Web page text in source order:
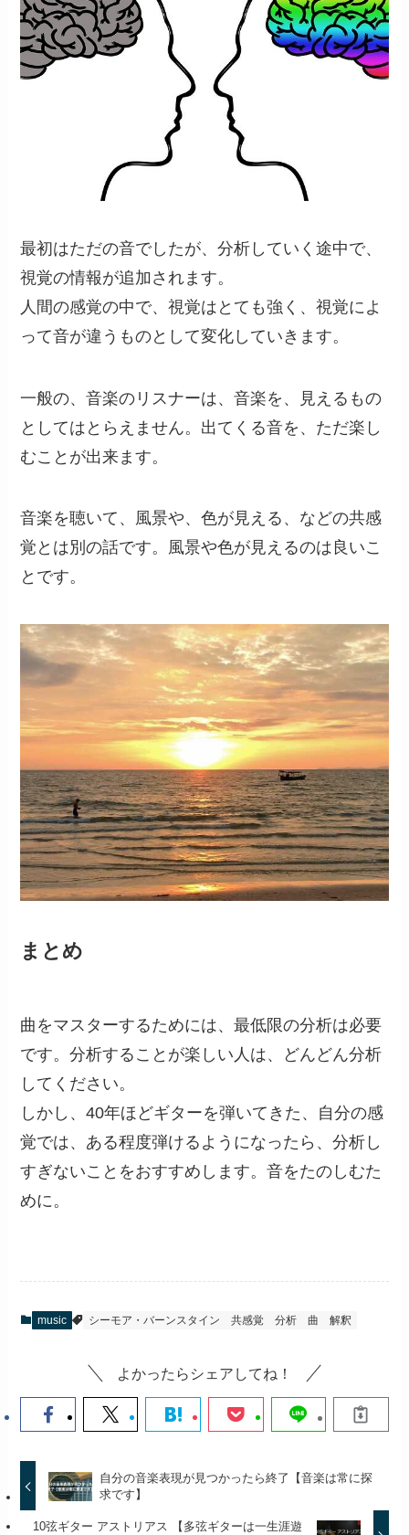
最初はただの音でしたが、分析していく途中で、
視覚の情報が追加されます。
人間の感覚の中で、視覚はとても強く、視覚によ
って音が違うものとして変化していきます。
一般の、音楽のリスナーは、音楽を、見えるもの
としてはとらえません。出てくる音を、ただ楽し
むことが出来ます。
音楽を聴いて、風景や、色が見える、などの共感
覚とは別の話です。風景や色が見えるのは良いこ
とです。
まとめ
曲をマスターするためには、最低限の分析は必要
です。分析することが楽しい人は、どんどん分析
してください。
しかし、40年ほどギターを弾いてきた、自分の感
覚では、ある程度弾けるようになったら、分析し
すぎないことをおすすめします。音をたのしむた
めに。
music シーモア・バーンスタイン 共感覚 分析 曲 解釈
よかったらシェアしてね！
自分の音楽表現が見つかったら終了【音楽は常に探
求です】
10弦ギター アストリアス 【多弦ギターは一生涯遊